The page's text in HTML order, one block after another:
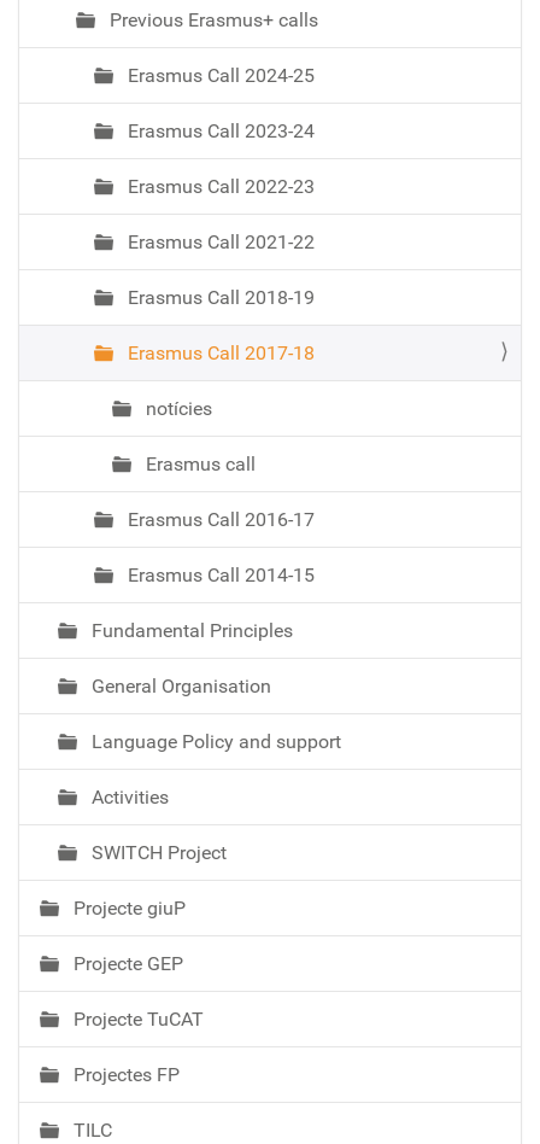
Previous Erasmus+ calls
Erasmus Call 2024-25
Erasmus Call 2023-24
Erasmus Call 2022-23
Erasmus Call 2021-22
Erasmus Call 2018-19
Erasmus Call 2017-18
notícies
Erasmus call
Erasmus Call 2016-17
Erasmus Call 2014-15
Fundamental Principles
General Organisation
Language Policy and support
Activities
SWITCH Project
Projecte giuP
Projecte GEP
Projecte TuCAT
Projectes FP
TILC